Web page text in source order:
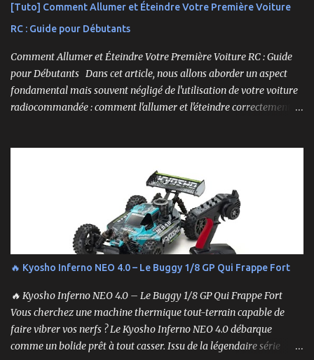
[Tuto] Comment Allumer et Éteindre Votre Première Voiture
RC : Guide pour Débutants
Comment Allumer et Éteindre Votre Première Voiture RC : Guide
pour Débutants Dans cet article, nous allons aborder un aspect
fondamental mais souvent négligé de l'utilisation de votre voiture
radiocommandée : comment l'allumer et l'éteindre correctement.
🔥 Kyosho Inferno NEO 4.0 – Le Buggy 1/8 GP Qui Frappe Fort
🔥 Kyosho Inferno NEO 4.0 – Le Buggy 1/8 GP Qui Frappe Fort
Vous cherchez une machine thermique tout-terrain capable de
faire vibrer vos nerfs ? Le Kyosho Inferno NEO 4.0 débarque
comme un bolide prêt à tout casser. Issu de la légendaire série